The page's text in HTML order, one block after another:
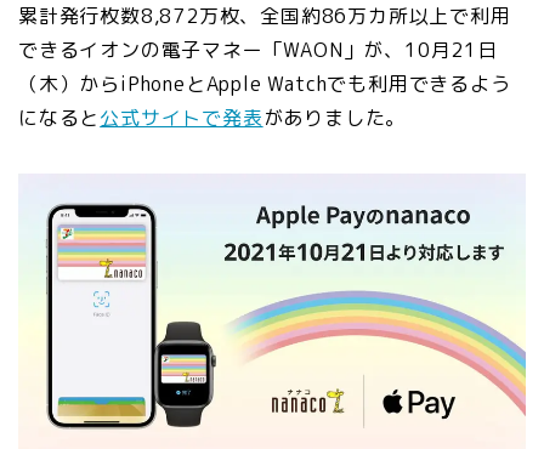
累計発行枚数8,872万枚、全国約86万カ所以上で利用
できるイオンの電子マネー「WAON」が、10月21日
（木）からiPhoneとApple Watchでも利用できるよう
になると公式サイトで発表がありました。